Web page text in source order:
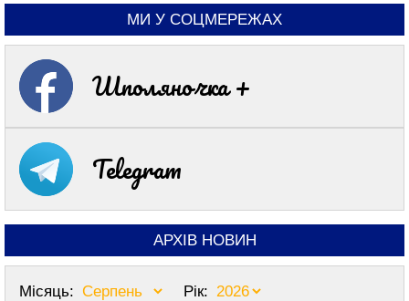
МИ У СОЦМЕРЕЖАХ
Шполяночка +
Telegram
АРХІВ НОВИН
Місяць: Рік: